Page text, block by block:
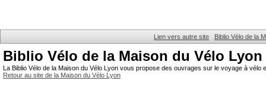
Lien vers autre site Biblio Vélo de la
Biblio Vélo de la Maison du Vélo Lyon
La Biblio Vélo de la Maison du Vélo Lyon vous propose des ouvrages sur le voyage à
Retour au site de la Maison du Vélo Lyon